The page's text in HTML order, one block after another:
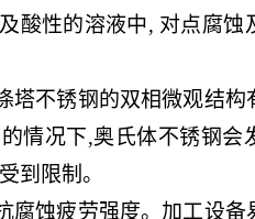
性的溶液中, 对点腐蚀
不锈钢的双相微观结构
情况下,奥氏体不锈钢会
到限制。
蚀疲劳强度。加工设备